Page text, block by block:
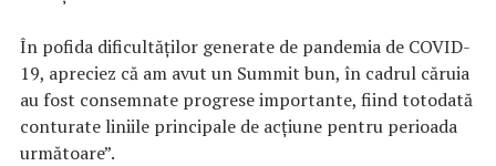
În pofida dificultăților generate de pandemia de COVID-
19, apreciez că am avut un Summit bun, în cadrul căruia
au fost consemnate progrese importante, fiind totodată
conturate liniile principale de acțiune pentru perioada
următoare”.